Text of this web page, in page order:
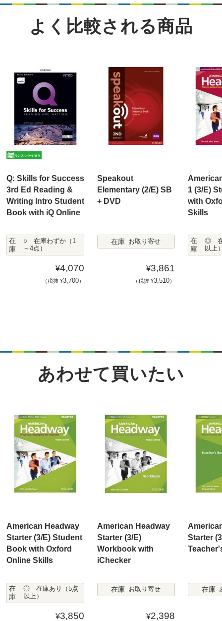
よく比較される商品
Q: Skills for Success
3rd Ed Reading &
Writing Intro Student
Book with iQ Online
在
庫
○ 在庫わずか（1
～4点）
¥4,070
（税抜 ¥3,700）
Speakout
Elementary (2/E) SB
+ DVD
在庫 お取り寄せ
¥3,861
（税抜 ¥3,510）
1 (3/E)
with
Skills
在
庫
◎ 在
以上
あわせて買いたい
American Headway
Starter (3/E) Student
Book with Oxford
Online Skills
在
庫
◎ 在庫あり（5点
以上）
¥3,850
American Headway
Starter (3/E)
Workbook with
iChecker
在庫 お取り寄せ
¥2,398
Starter
在庫